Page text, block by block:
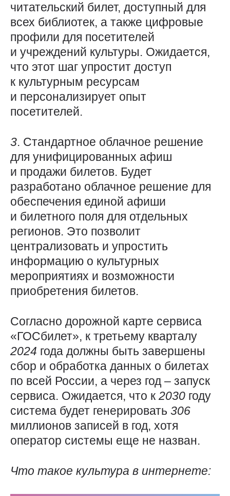
читательский билет, доступный для
всех библиотек, а также цифровые
профили для посетителей
и учреждений культуры. Ожидается,
что этот шаг упростит доступ
к культурным ресурсам
и персонализирует опыт
посетителей.
3. Стандартное облачное решение
для унифицированных афиш
и продажи билетов. Будет
разработано облачное решение для
обеспечения единой афиши
и билетного поля для отдельных
регионов. Это позволит
централизовать и упростить
информацию о культурных
мероприятиях и возможности
приобретения билетов.
Согласно дорожной карте сервиса
«ГОСбилет», к третьему кварталу
2024 года должны быть завершены
сбор и обработка данных о билетах
по всей России, а через год – запуск
сервиса. Ожидается, что к 2030 году
система будет генерировать 306
миллионов записей в год, хотя
оператор системы еще не назван.
Что такое культура в интернете: